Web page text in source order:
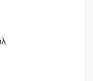
παιδικό στ